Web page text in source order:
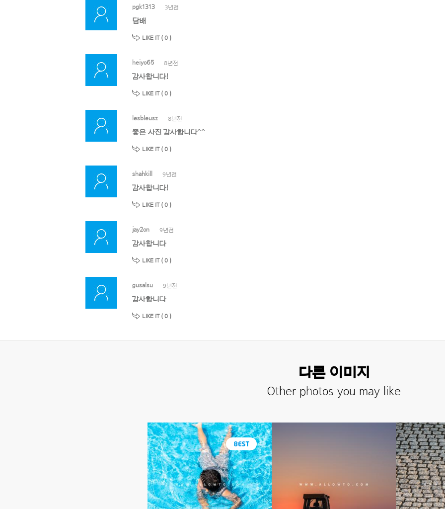
pgk1313 3년전
담배
LIKE IT ( 0 )
heiyo65 8년전
감사합니다!
LIKE IT ( 0 )
lesbleusz 8년전
좋은 사진 감사합니다^^
LIKE IT ( 0 )
shahkill 9년전
감사합니다!
LIKE IT ( 0 )
jay2on 9년전
감사합니다
LIKE IT ( 0 )
gusalsu 9년전
감사합니다
LIKE IT ( 0 )
다른 이미지
Other photos you may like